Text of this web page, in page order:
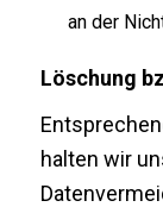
an der
Löschung
halten wir